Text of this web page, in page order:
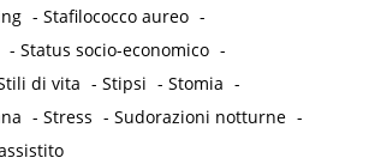
-Stafilococco aureo -
-Status socio-economico -
di vita -Stipsi -Stomia -
-Stress -Sudorazioni notturne -